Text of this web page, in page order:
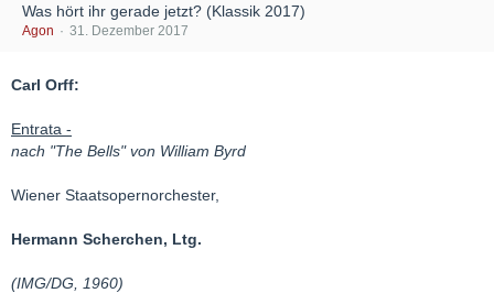
Was hört ihr gerade jetzt? (Klassik 2017)
Agon 31. Dezember 2017
Carl Orff:
Entrata -
nach "The Bells" von William Byrd
Wiener Staatsopernorchester,
Hermann Scherchen, Ltg.
(IMG/DG, 1960)